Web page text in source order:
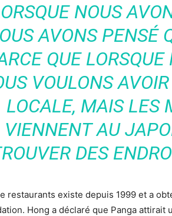
NOUS
AVONS PENSÉ
QUE
VOULONS
LOCALE, MAIS LES
VIENNENT AU
DES
restaurants existe depuis 1999 et a
Hong a déclaré que Panga